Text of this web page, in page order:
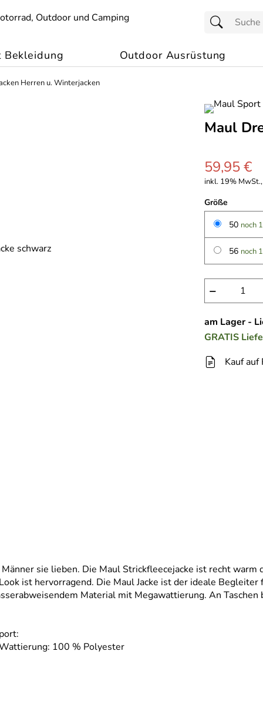
Bekleidung Outdoor Ausrüstung
Herren u. Winterjacken
Maul
59,95 €
inkl. 19%
Größe
50 noch
56 noch
−
am Lager -
GRATIS
Kauf auf
sie lieben. Die Maul Strickfleecejacke ist recht
ist hervorragend. Die Maul Jacke ist der ideale
Material mit Megawattierung. An Taschen
100 % Polyester